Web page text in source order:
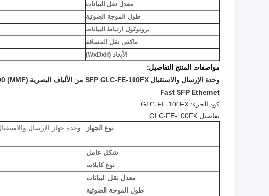
معدل نقل البيانات
طول الموجة الضوئية
بروتوكول ارتباط البيانات
ماكس نقل المسافة
الأبعاد (WxDxH)
مواصفات المنتج التفاصيل:
Fast SFP Ethernet
كود الجزء: GLC-FE-100FX
تفاصيل GLC-FE-100FX
نوع الجهاز
شكل عامل
نوع كابلات
معدل نقل البيانات
طول الموجة الضوئية